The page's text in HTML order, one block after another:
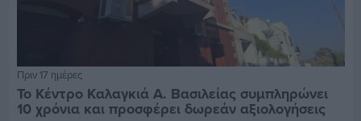
Πριν 17 ημέρες
Το Κέντρο Καλαγκιά Α. Βασιλείας συμπληρώνει
10 χρόνια και προσφέρει δωρεάν αξιολογήσεις